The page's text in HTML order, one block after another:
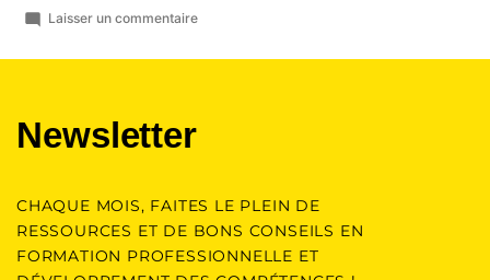
Laisser un commentaire
Newsletter
CHAQUE MOIS, FAITES LE PLEIN DE
RESSOURCES ET DE BONS CONSEILS EN
FORMATION PROFESSIONNELLE ET